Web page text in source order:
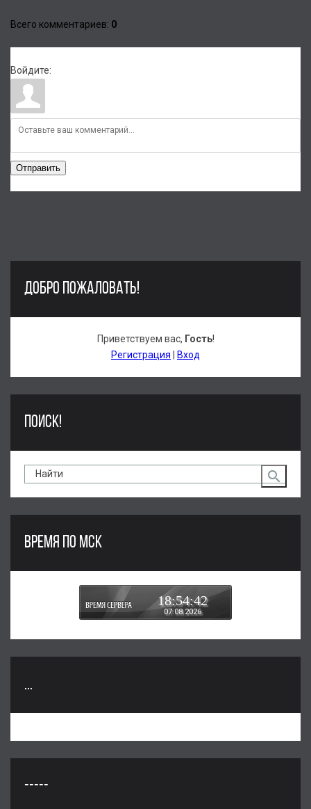
Всего комментариев: 0
Войдите:
Отправить
ДОБРО ПОЖАЛОВАТЬ!
Приветствуем вас, Гость!
Регистрация
Вход
ПОИСК!
ВРЕМЯ ПО МСК
18:54:43
07.08.2026
...
-----